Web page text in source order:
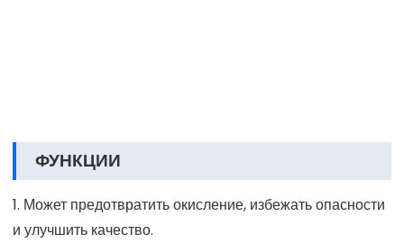
ФУНКЦИИ
1. Может предотвратить окисление, избежать опасности
и улучшить качество.